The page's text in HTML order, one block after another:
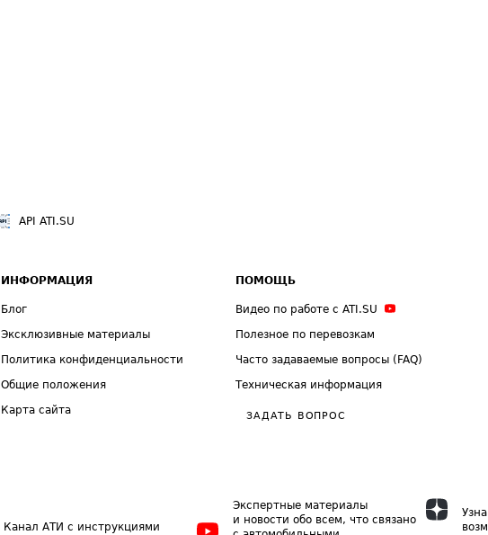
API ATI.SU
ИНФОРМАЦИЯ
Блог
Эксклюзивные материалы
Политика конфиденциальности
Общие положения
Карта сайта
ПОМОЩЬ
Видео по работе с ATI.SU
Полезное по перевозкам
Часто задаваемые вопросы (FAQ)
Техническая информация
ЗАДАТЬ ВОПРОС
Канал АТИ с инструкциями
Экспертные материалы
и новости обо всем, что связано